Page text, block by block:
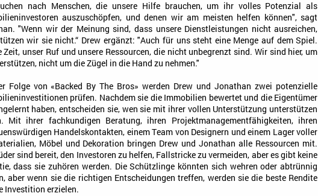
nach Menschen, die unsere Hilfe brauchen, um ihr volles Potenzial als
auszuschöpfen, und denen wir am meisten helfen können", sagt
"Wenn wir der Meinung sind, dass unsere Dienstleistungen nicht ausreichen,
wir sie nicht.“ Drew ergänzt: "Auch für uns steht eine Menge auf dem Spiel.
Zeit, unser Ruf und unsere Ressourcen, die nicht unbegrenzt sind. Wir sind hier, um
nicht um die Zügel in die Hand zu nehmen."
Folge von «Backed By The Bros» werden Drew und Jonathan zwei potenzielle
prüfen. Nachdem sie die Immobilien bewertet und die Eigentümer
haben, entscheiden sie, wen sie mit ihrer vollen Unterstützung unterstützen
Mit ihrer fachkundigen Beratung, ihren Projektmanagementfähigkeiten, ihren
Handelskontakten, einem Team von Designern und einem Lager voller
Möbel und Dekoration bringen Drew und Jonathan alle Ressourcen mit.
sind bereit, den Investoren zu helfen, Fallstricke zu vermeiden, aber es gibt keine
dass sie zuhören werden. Die Schützlinge könnten sich wehren oder abtrünnig
aber wenn sie die richtigen Entscheidungen treffen, werden sie die beste Rendite
Investition erzielen.